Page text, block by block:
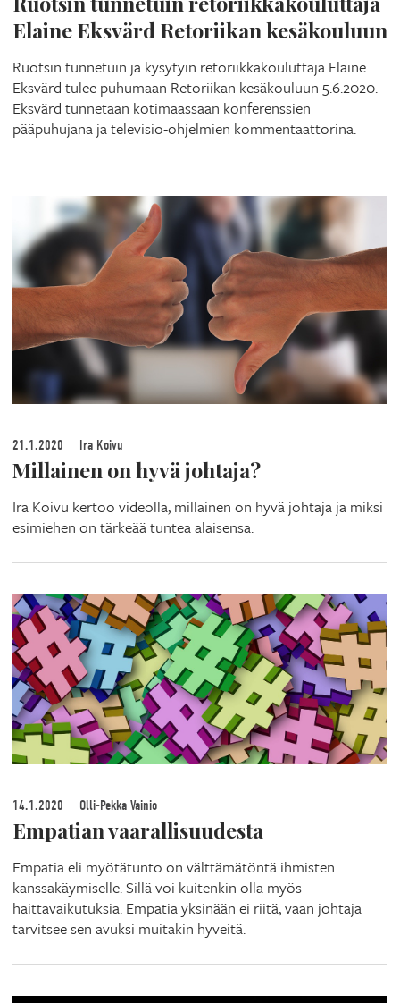
Elaine Eksvärd Retoriikan kesäkouluun
Ruotsin tunnetuin ja kysytyin retoriikkakouluttaja Elaine
Eksvärd tulee puhumaan Retoriikan kesäkouluun 5.6.2020.
Eksvärd tunnetaan kotimaassaan konferenssien
pääpuhujana ja televisio-ohjelmien kommentaattorina.
21.1.2020 Ira Koivu
Millainen on hyvä johtaja?
Ira Koivu kertoo videolla, millainen on hyvä johtaja ja miksi
esimiehen on tärkeää tuntea alaisensa.
14.1.2020 Olli-Pekka Vainio
Empatian vaarallisuudesta
Empatia eli myötätunto on välttämätöntä ihmisten
kanssakäymiselle. Sillä voi kuitenkin olla myös
haittavaikutuksia. Empatia yksinään ei riitä, vaan johtaja
tarvitsee sen avuksi muitakin hyveitä.